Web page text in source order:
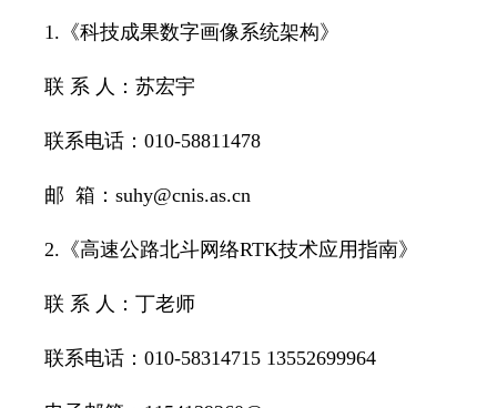
1.《科技成果数字画像系统架构》
联 系 人：苏宏宇
联系电话：010-58811478
邮 箱：suhy@cnis.as.cn
2.《高速公路北斗网络RTK技术应用指南》
联 系 人：丁老师
联系电话：010-58314715 13552699964